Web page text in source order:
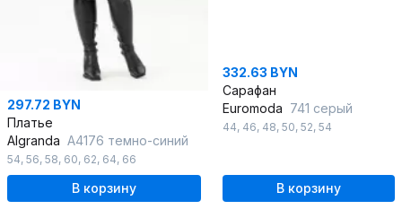
297.72 BYN
Платье
Algranda А4176 темно-синий
54, 56, 58, 60, 62, 64, 66
В корзину
332.63 BYN
Сарафан
Euromoda 741 серый
44, 46, 48, 50, 52, 54
В корзину